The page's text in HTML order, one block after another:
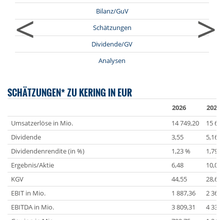
<
Bilanz/GuV
Schätzungen
Dividende/GV
Analysen
>
SCHÄTZUNGEN* ZU KERING IN EUR
2026
2027
Umsatzerlöse in Mio.
14 749,20
15
Dividende
3,55
5,16
Dividendenrendite (in %)
1,23 %
1,79
Ergebnis/Aktie
6,48
10,08
KGV
44,55
28,61
EBIT in Mio.
1 887,36
2
EBITDA in Mio.
3 809,31
4